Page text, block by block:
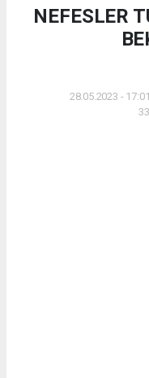
NEFESLER
28.05.2023 -